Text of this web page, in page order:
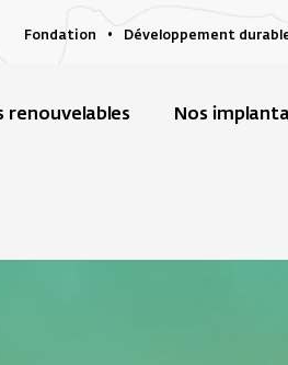
Fondation Développement
renouvelables Nos